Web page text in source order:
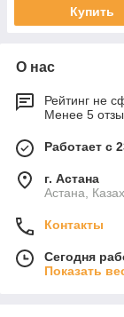
Купить
О нас
Рейтинг не
Менее 5
Работает с
г. Астана
Астана,
Контакты
Сегодня
Показать